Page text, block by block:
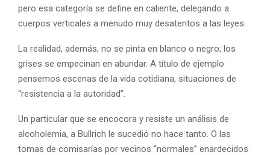
pero esa categoría se define en caliente, delegando a
cuerpos verticales a menudo muy desatentos a las leyes.
La realidad, además, no se pinta en blanco o negro; los
grises se empecinan en abundar. A título de ejemplo
pensemos escenas de la vida cotidiana, situaciones de
“resistencia a la autoridad”.
Un particular que se encocora y resiste un análisis de
alcoholemia, a Bullrich le sucedió no hace tanto. O las
tomas de comisarías por vecinos “normales” enardecidos